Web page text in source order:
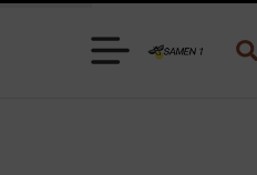
klus